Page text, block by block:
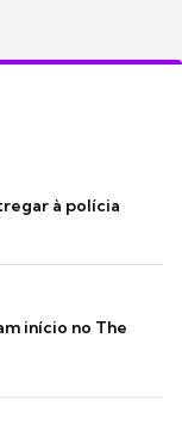
à polícia
início no The